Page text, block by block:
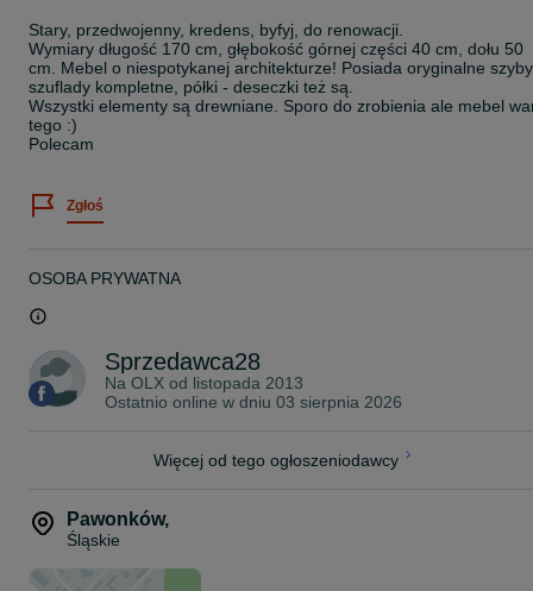
Stary, przedwojenny, kredens, byfyj, do renowacji.
Wymiary długość 170 cm, głębokość górnej części 40 cm, dołu 50
cm. Mebel o niespotykanej architekturze! Posiada oryginalne
szuflady kompletne, półki - deseczki też są.
Wszystki elementy są drewniane. Sporo do zrobienia ale mebel
tego :)
Polecam
Zgłoś
OSOBA PRYWATNA
Sprzedawca28
Na OLX od listopada 2013
Ostatnio online w dniu 03 sierpnia 2026
Więcej od tego ogłoszeniodawcy
Pawonków,
Śląskie